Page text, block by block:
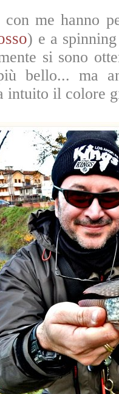
me hanno
) e a
si sono
bello... ma
intuito il colore